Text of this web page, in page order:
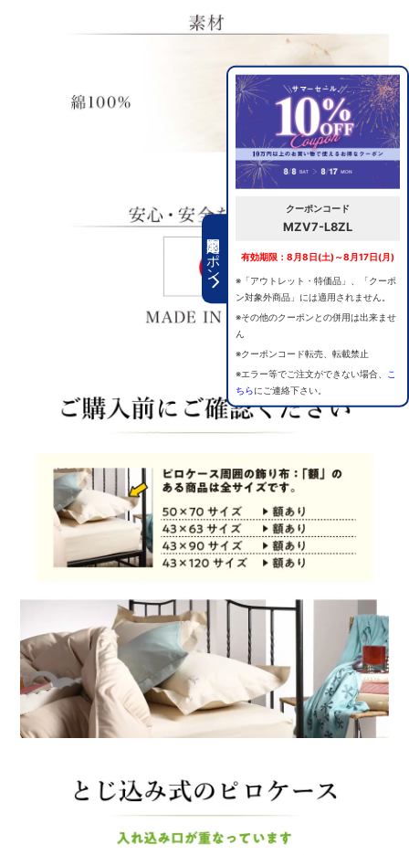
期間限定クーポン
クーポンコード
MZV7-L8ZL
有効期限：8月8日(土)～8月17日(月)
※「アウトレット・特価品」、「クーポ
ン対象外商品」には適用されません。
※その他のクーポンとの併用は出来ませ
ん
※クーポンコード転売、転載禁止
※エラー等でご注文ができない場合、
こ
ちらにご連絡下さい。